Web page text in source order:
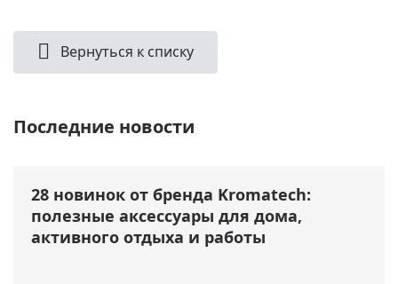
Вернуться к списку
Последние новости
28 новинок от бренда Kromatech:
полезные аксессуары для дома,
активного отдыха и работы